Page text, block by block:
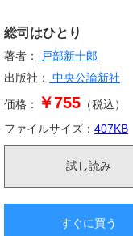
総司はひとり
著者：
戸部新十郎
出版社：
中央公論新社
価格： ￥755 （税込）
ファイルサイズ： 407KB
試し読み
すぐに買う